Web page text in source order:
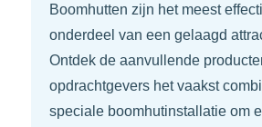
Boomhutten zijn het meest
onderdeel van een gelaagd
Ontdek de aanvullende
opdrachtgevers het vaakst
speciale boomhutinstallatie om